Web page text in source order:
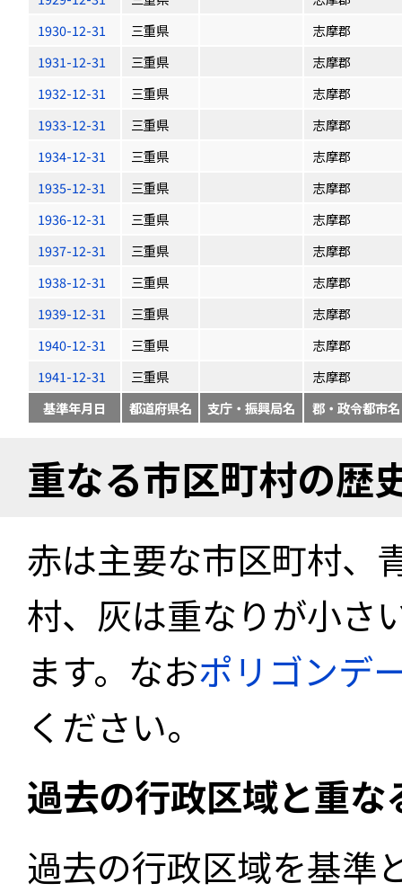
1930-12-31
三重県
志摩郡
1931-12-31
三重県
志摩郡
1932-12-31
三重県
志摩郡
1933-12-31
三重県
志摩郡
1934-12-31
三重県
志摩郡
1935-12-31
三重県
志摩郡
1936-12-31
三重県
志摩郡
1937-12-31
三重県
志摩郡
1938-12-31
三重県
志摩郡
1939-12-31
三重県
志摩郡
1940-12-31
三重県
志摩郡
1941-12-31
三重県
志摩郡
基準年月日
都道府県名 支庁・振興局名 郡・政令都市名
重なる市区町村の歴
赤は主要な市区町村、
村、灰は重なりが小さ
ます。なおポリゴンデ
ください。
過去の行政区域と重
過去の行政区域を基準